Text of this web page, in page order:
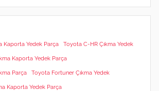
Kaporta Yedek Parça Toyota C-HR Çıkma Yedek
Kaporta Yedek Parça
Parça Toyota Fortuner Çıkma Yedek
Kaporta Yedek Parça